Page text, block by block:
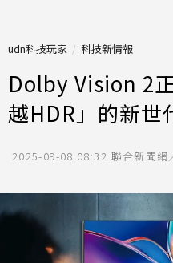
udn科技玩家 科技新情報
Dolby Vision 2
越HDR」的新世
2025-09-08 08:32 聯合新聞網